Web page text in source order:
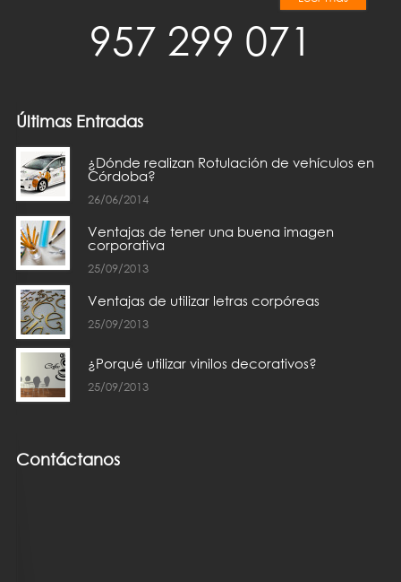
957 299 071
Últimas Entradas
¿Dónde realizan Rotulación de vehículos en
Córdoba?
26/06/2014
Ventajas de tener una buena imagen
corporativa
25/09/2013
Ventajas de utilizar letras corpóreas
25/09/2013
¿Porqué utilizar vinilos decorativos?
25/09/2013
Contáctanos